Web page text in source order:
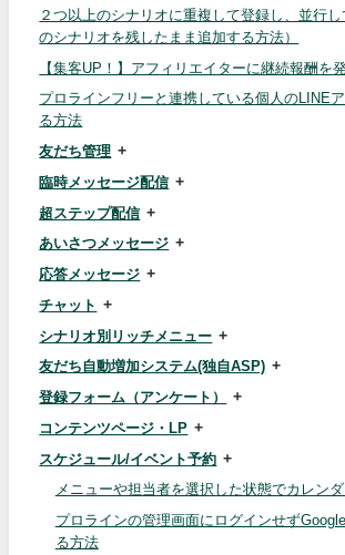
２つ以上のシナリオに重複して登録し、並行
のシナリオを残したまま追加する方法）
【集客UP！】アフィリエイターに継続報酬を
プロラインフリーと連携している個人のLINE
る方法
友だち管理
臨時メッセージ配信
超ステップ配信
あいさつメッセージ
応答メッセージ
チャット
シナリオ別リッチメニュー
友だち自動増加システム(独自ASP)
登録フォーム（アンケート）
コンテンツページ・LP
スケジュール/イベント予約
メニューや担当者を選択した状態でカレン
プロラインの管理画面にログインせず
る方法